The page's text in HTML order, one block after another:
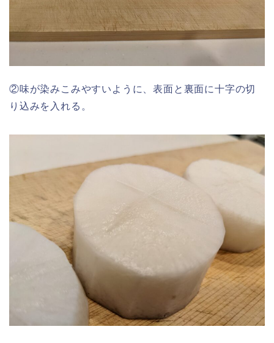
②味が染みこみやすいように、表面と裏面に十字の切
り込みを入れる。